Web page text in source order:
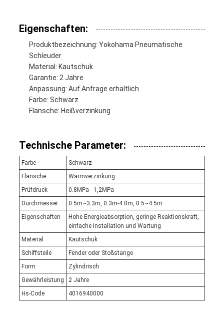
Eigenschaften:
Produktbezeichnung: Yokohama Pneumatische
Schleuder
Material: Kautschuk
Garantie: 2 Jahre
Anpassung: Auf Anfrage erhältlich
Farbe: Schwarz
Flansche: Heißverzinkung
Technische Parameter:
Farbe
Schwarz
Flansche
Warmverzinkung
Prüfdruck
0.8MPa - 1,2MPa
Durchmesser
0.5m~3.3m, 0.3m-4.0m, 0.5~4.5m
Eigenschaften
Hohe Energieabsorption, geringe Reaktionskraft,
einfache Installation und Wartung
Material
Kautschuk
Schiffsteile
Fender oder Stoßstange
Form
Zylindrisch
Gewährleistung
2 Jahre
Hs-Code
4016940000